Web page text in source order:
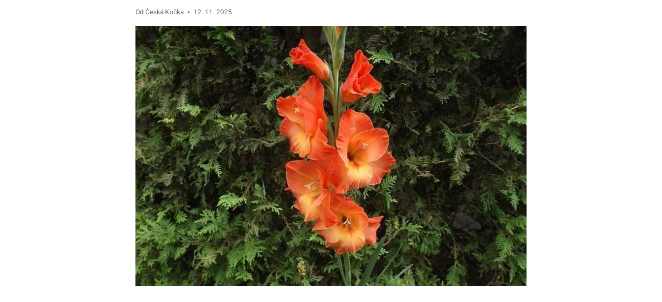
Od Česká Kočka 12. 11. 2025